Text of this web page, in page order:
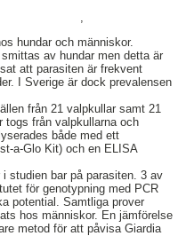
hundar och människor.
av hundar men detta är
att parasiten är frekvent
I Sverige är dock prevalensen
från 21 valpkullar samt 21
togs från valpkullarna och
både med ett
a-Glo Kit) och en ELISA
studien bar på parasiten. 3 av
för genotypning med PCR
potential. Samtliga prover
hos människor. En jämförelse
metod för att påvisa Giardia